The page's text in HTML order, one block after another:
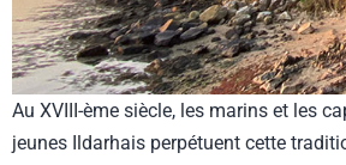
Au XVIII-ème siècle, les marins et les
jeunes Ildarhais perpétuent cette